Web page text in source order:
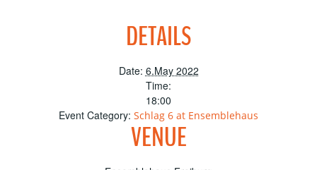
DETAILS
Date: 6.May 2022
Time:
18:00
Event Category: Schlag 6 at Ensemblehaus
VENUE